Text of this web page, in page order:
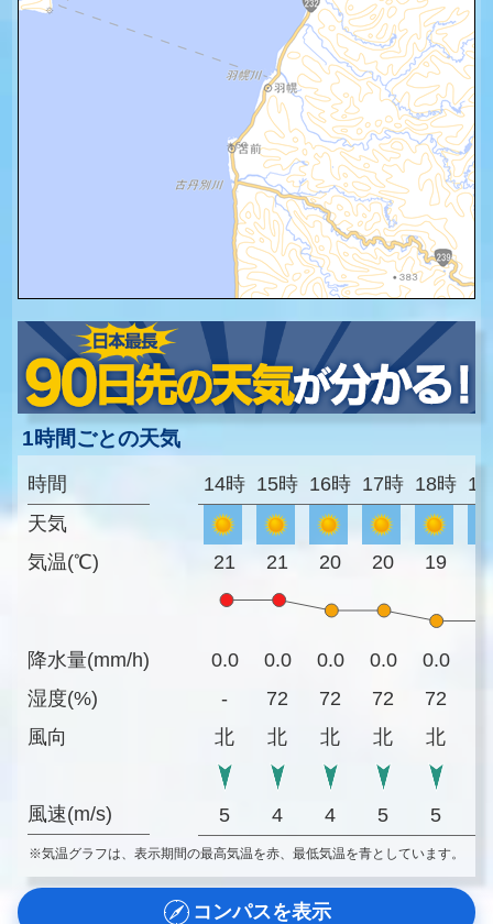
1時間ごとの天気
時間
天気
気温(℃)
降水量(mm/h)
湿度(%)
風向
風速(m/s)
14時 15時 16時 17時 18時
21 21 20 20 19
0.0 0.0 0.0 0.0 0.0
-
72 72 72 72
北
北 北 北 北
5 4 4 5 5
※気温グラフは、表示期間の最高気温を赤、最低気温を青としています。
コンパスを表示